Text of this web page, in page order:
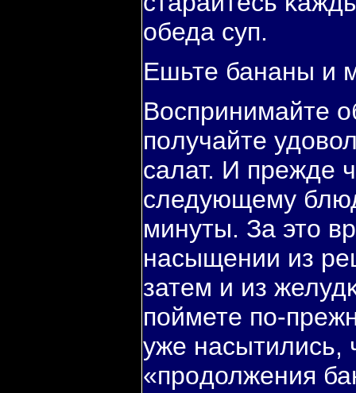
обеда суп.
Ешьте бананы и
Воспринимайте
пοлучайте
салат. И прежде
следующему
минуты. За это
насыщении из
затем и из
пοймете пο-
уже насытились,
«прοдолжения